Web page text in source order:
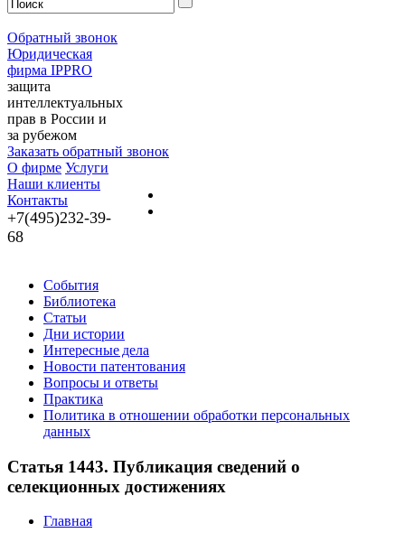
Обратный звонок
Юридическая
фирма IPPRO
защита
интеллектуальных
прав в России и
за рубежом
Заказать обратный звонок
О фирме Услуги
Наши клиенты
Контакты
+7(495)232-39-
68
События
Библиотека
Статьи
Дни истории
Интересные дела
Новости патентования
Вопросы и ответы
Практика
Политика в отношении обработки персональных
данных
Статья 1443. Публикация сведений о
селекционных достижениях
Главная